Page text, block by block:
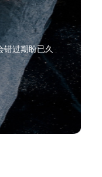
错过期盼已久